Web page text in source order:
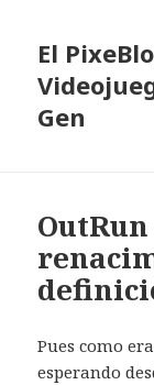
El
Gen
Pues como
esperando